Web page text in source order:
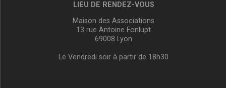
LIEU DE RENDEZ-VOUS
Maison des Associations
13 rue Antoine Fonlupt
69008 Lyon
Le Vendredi soir à partir de 18h30